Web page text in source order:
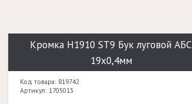
Кромка H1910 ST9 Бук луговой АБС
19х0,4мм
Код товара: 819742
Артикул: 1705013